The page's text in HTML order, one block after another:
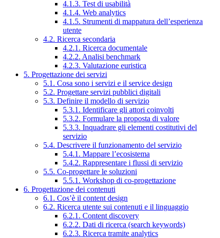
4.1.3. Test di usabilità
4.1.4. Web analytics
4.1.5. Strumenti di mappatura dell’esperienza
utente
4.2. Ricerca secondaria
4.2.1. Ricerca documentale
4.2.2. Analisi benchmark
4.2.3. Valutazione euristica
5. Progettazione dei servizi
5.1. Cosa sono i servizi e il service design
5.2. Progettare servizi pubblici digitali
5.3. Definire il modello di servizio
5.3.1. Identificare gli attori coinvolti
5.3.2. Formulare la proposta di valore
5.3.3. Inquadrare gli elementi costitutivi del
servizio
5.4. Descrivere il funzionamento del servizio
5.4.1. Mappare l’ecosistema
5.4.2. Rappresentare i flussi di servizio
5.5. Co-progettare le soluzioni
5.5.1. Workshop di co-progettazione
6. Progettazione dei contenuti
6.1. Cos’è il content design
6.2. Ricerca utente sui contenuti e il linguaggio
6.2.1. Content discovery
6.2.2. Dati di ricerca (search keywords)
6.2.3. Ricerca tramite analytics